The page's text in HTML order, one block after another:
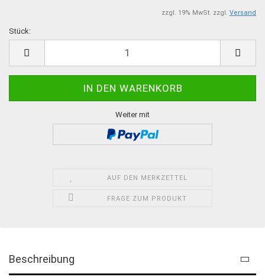
zzgl. 19% MwSt. zzgl. Versand
Stück:
Weiter mit
AUF DEN MERKZETTEL
FRAGE ZUM PRODUKT
Beschreibung